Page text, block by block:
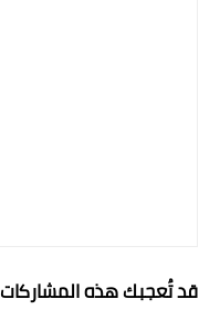
قد تُعجبك هذه المشاركات